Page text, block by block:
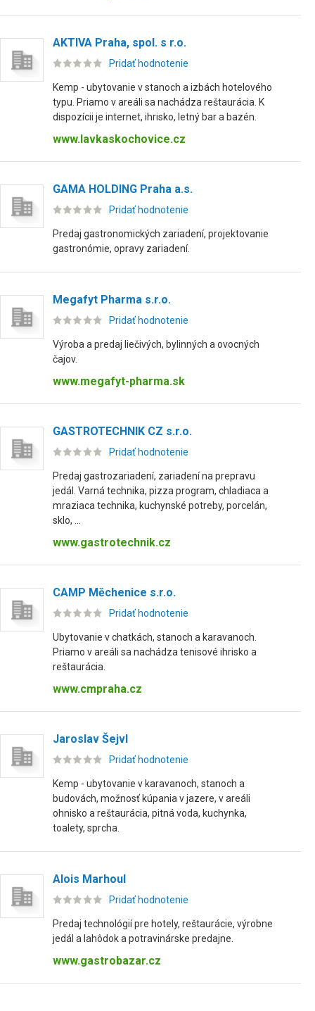
AKTIVA Praha, spol. s r.o.
Pridať hodnotenie
Kemp - ubytovanie v stanoch a izbách hotelového
typu. Priamo v areáli sa nachádza reštaurácia. K
dispozícii je internet, ihrisko, letný bar a bazén.
www.lavkaskochovice.cz
GAMA HOLDING Praha a.s.
Pridať hodnotenie
Predaj gastronomických zariadení, projektovanie
gastronómie, opravy zariadení.
Megafyt Pharma s.r.o.
Pridať hodnotenie
Výroba a predaj liečivých, bylinných a ovocných
čajov.
www.megafyt-pharma.sk
GASTROTECHNIK CZ s.r.o.
Pridať hodnotenie
Predaj gastrozariadení, zariadení na prepravu
jedál. Varná technika, pizza program, chladiaca a
mraziaca technika, kuchynské potreby, porcelán,
sklo, ...
www.gastrotechnik.cz
CAMP Měchenice s.r.o.
Pridať hodnotenie
Ubytovanie v chatkách, stanoch a karavanoch.
Priamo v areáli sa nachádza tenisové ihrisko a
reštaurácia.
www.cmpraha.cz
Jaroslav Šejvl
Pridať hodnotenie
Kemp - ubytovanie v karavanoch, stanoch a
budovách, možnosť kúpania v jazere, v areáli
ohnisko a reštaurácia, pitná voda, kuchynka,
toalety, sprcha.
Alois Marhoul
Pridať hodnotenie
Predaj technológií pre hotely, reštaurácie, výrobne
jedál a lahôdok a potravinárske predajne.
www.gastrobazar.cz